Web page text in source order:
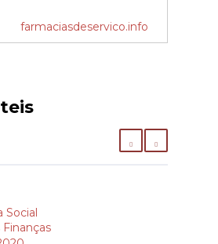
farmaciasdeservico.info